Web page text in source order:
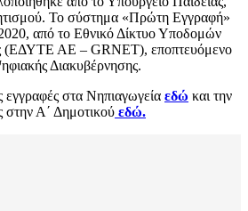
Το σύστημα «Πρώτη Εγγραφή»
από το Εθνικό Δίκτυο Υποδομών
(ΕΔΥΤΕ ΑΕ – GRNET), εποπτευόμενο
Διακυβέρνησης.
εγγραφές στα Νηπιαγωγεία εδώ και την
στην Α΄ Δημοτικού εδώ.